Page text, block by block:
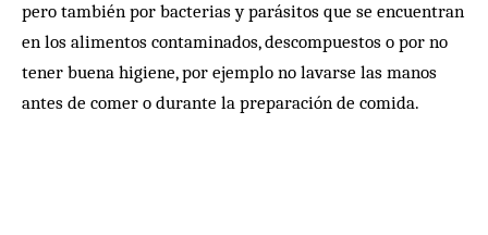
pero también por bacterias y parásitos que se encuentran
en los alimentos contaminados, descompuestos o por no
tener buena higiene, por ejemplo no lavarse las manos
antes de comer o durante la preparación de comida.